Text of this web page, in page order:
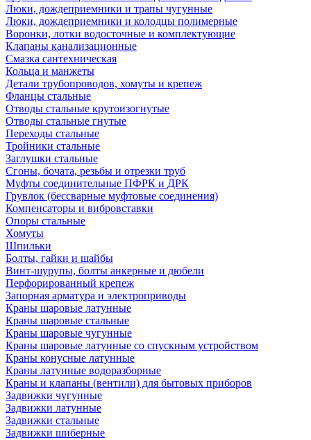
Люки, дождеприемники и трапы чугунные
Люки, дождеприемники и колодцы полимерные
Воронки, лотки водосточные и комплектующие
Клапаны канализационные
Смазка сантехническая
Кольца и манжеты
Детали трубопроводов, хомуты и крепеж
Фланцы стальные
Отводы стальные крутоизогнутые
Отводы стальные гнутые
Переходы стальные
Тройники стальные
Заглушки стальные
Сгоны, бочата, резьбы и отрезки труб
Муфты соединительные ПФРК и ДРК
Грувлок (бессварные муфтовые соединения)
Компенсаторы и вибровставки
Опоры стальные
Хомуты
Шпильки
Болты, гайки и шайбы
Винт-шурупы, болты анкерные и дюбели
Перфорированный крепеж
Запорная арматура и электроприводы
Краны шаровые латунные
Краны шаровые стальные
Краны шаровые чугунные
Краны шаровые латунные со спускным устройством
Краны конусные латунные
Краны латунные водоразборные
Краны и клапаны (вентили) для бытовых приборов
Задвижки чугунные
Задвижки латунные
Задвижки стальные
Задвижки шиберные